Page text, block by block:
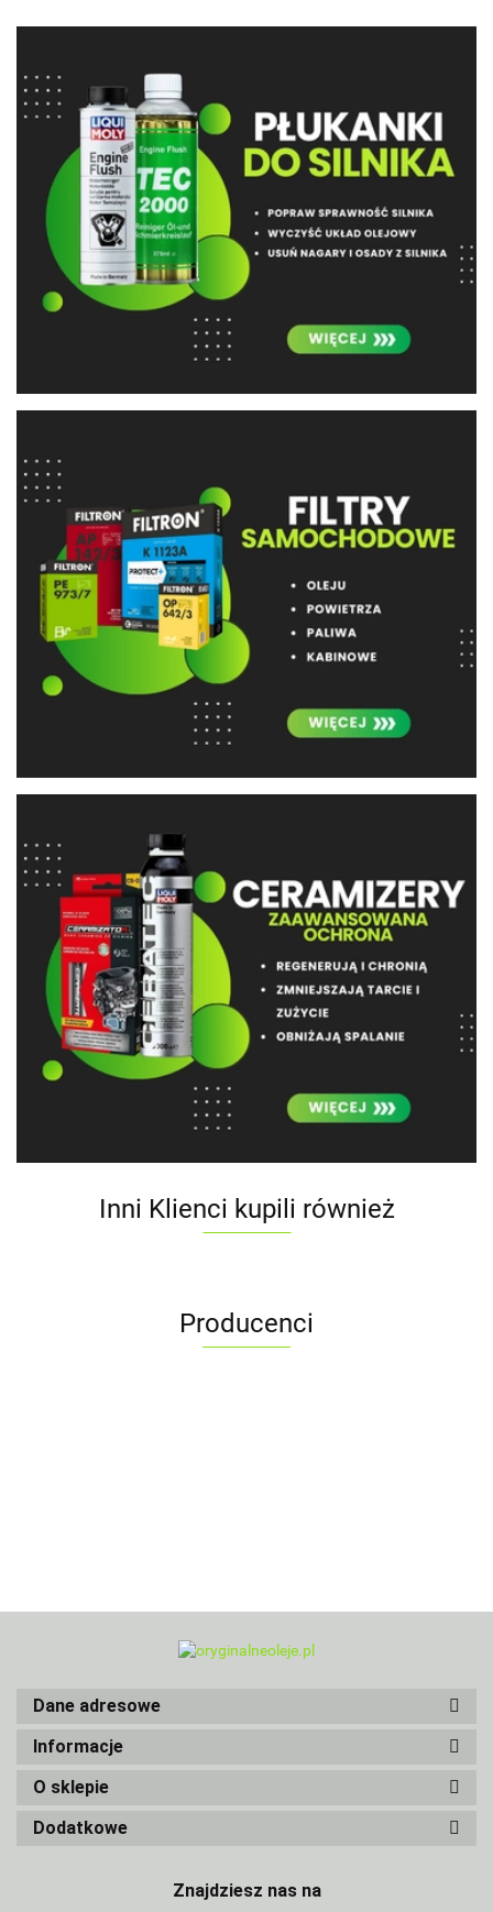
Inni Klienci kupili również
Producenci
Dane adresowe
Informacje
O sklepie
Dodatkowe
Znajdziesz nas na